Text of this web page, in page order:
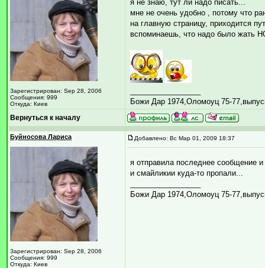
Зарегистрирован: Sep 28, 2006
Сообщения: 999
Откуда: Киев
я не знаю, тут ли надо писать...
мне не очень удобно , потому что
на главную страницу, приходится
вспоминаешь, что надо было жать
Божи Дар 1974,Оломоуц 75-
Вернуться к началу
Буйносова Лариса
Зарегистрирован: Sep 28, 2006
Сообщения: 999
Откуда: Киев
Добавлено: Вс Мар 01, 2009 18:37
я отправила последнее сообщение
и смайликии куда-то пропали...
Божи Дар 1974,Оломоуц 75-